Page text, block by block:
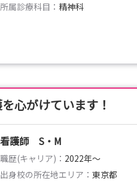
所属診療科目： 精神科
心がけています！
看護師 S・M
職歴(キャリア)： 2022年〜
出身校の所在地エリア： 東京都